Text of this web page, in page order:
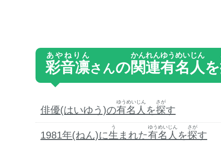
彩音凛
あやねりん
さんの関連
かんれん
有名人
ゆうめいじん
を
俳優(はいゆう)の有名人
ゆうめいじん
を探
さが
す
1981年(ねん)に生
う
まれた有名人
ゆうめいじん
を探
さが
す